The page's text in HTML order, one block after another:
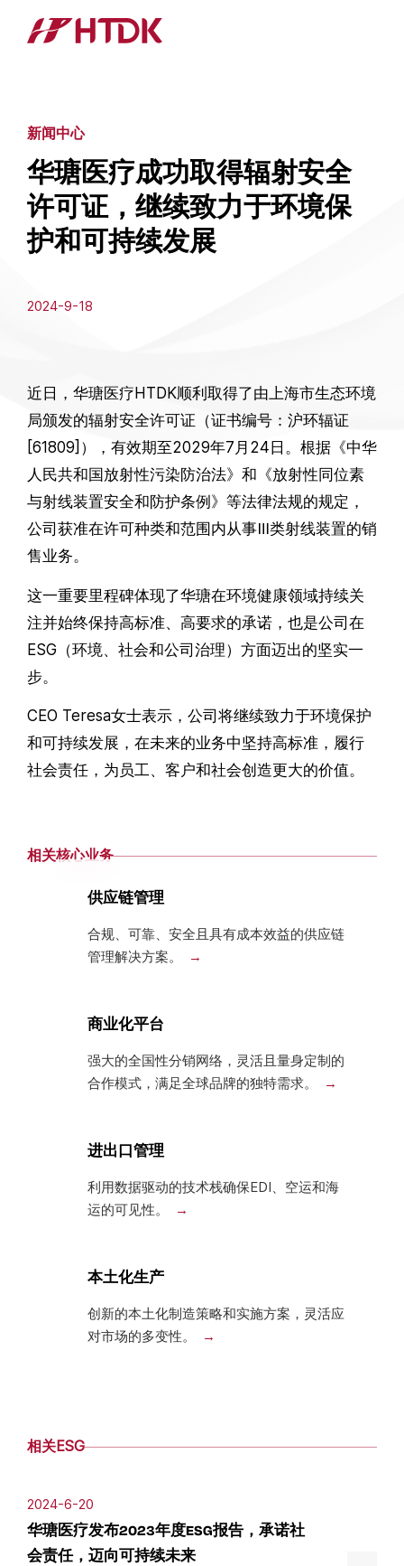
新闻中心
华瑭医疗成功取得辐射安全
许可证，继续致力于环境保
护和可持续发展
2024-9-18
近日，华瑭医疗HTDK顺利取得了由上海市生态环境
局颁发的辐射安全许可证（证书编号：沪环辐证
[61809]），有效期至2029年7月24日。根据《中华
人民共和国放射性污染防治法》和《放射性同位素
与射线装置安全和防护条例》等法律法规的规定，
公司获准在许可种类和范围内从事Ⅲ类射线装置的销
售业务。
这一重要里程碑体现了华瑭在环境健康领域持续关
注并始终保持高标准、高要求的承诺，也是公司在
ESG（环境、社会和公司治理）方面迈出的坚实一
步。
CEO Teresa女士表示，公司将继续致力于环境保护
和可持续发展，在未来的业务中坚持高标准，履行
社会责任，为员工、客户和社会创造更大的价值。
相关核心业务
供应链管理
合规、可靠、安全且具有成本效益的供应链
管理解决方案。
商业化平台
强大的全国性分销网络，灵活且量身定制的
合作模式，满足全球品牌的独特需求。
进出口管理
利用数据驱动的技术栈确保EDI、空运和海
运的可见性。
本土化生产
创新的本土化制造策略和实施方案，灵活应
对市场的多变性。
相关ESG
2024-6-20
华瑭医疗发布2023年度ESG报告，承诺社
会责任，迈向可持续未来